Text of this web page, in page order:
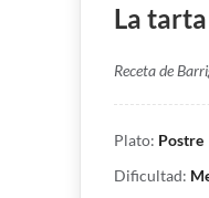
La
Receta de
Plato: Postre
Dificultad: